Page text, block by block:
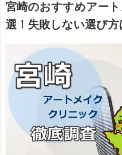
宮崎のおすすめアー
選！失敗しない選び方